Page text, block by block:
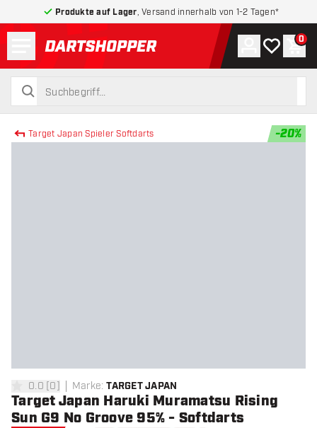
Produkte auf Lager , Versand innerhalb von 1-2 Tagen*
zurück zur Startseite
suchen
suchen
Konto
Meine 0
Target Japan Spieler Softdarts -20%
0 Bewertungssterne
0.0 [0] Marke: TARGET JAPAN
Target Japan Haruki Muramatsu Rising
Sun G9 No Groove 95% - Softdarts